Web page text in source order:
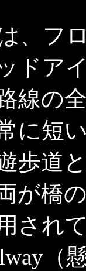
、フ
ドア
線の
に短
歩道
が橋
され